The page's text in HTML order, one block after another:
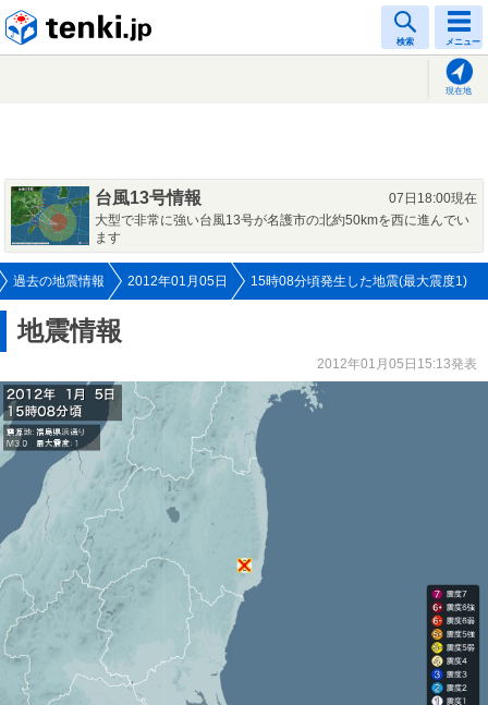
検索 メニュー
現在地
台風13号情報
07日18:00現在
大型で非常に強い台風13号が名護市の北約50kmを西に進んでい
ます
過去の地震情報 2012年01月05日 15時08分頃発生した地震(最大震度1)
地震情報
2012年01月05日15:13発表